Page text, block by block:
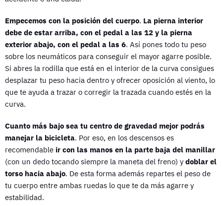
Empecemos con la posición del cuerpo. La pierna interior
debe de estar arriba, con el pedal a las 12 y la pierna
exterior abajo, con el pedal a las 6. Así pones todo tu peso
sobre los neumáticos para conseguir el mayor agarre posible.
Si abres la rodilla que está en el interior de la curva consigues
desplazar tu peso hacia dentro y ofrecer oposición al viento, lo
que te ayuda a trazar o corregir la trazada cuando estés en la
curva.
Cuanto más bajo sea tu centro de gravedad mejor podrás
manejar la bicicleta. Por eso, en los descensos es
recomendable ir con las manos en la parte baja del manillar
(con un dedo tocando siempre la maneta del freno) y doblar el
torso hacia abajo. De esta forma además repartes el peso de
tu cuerpo entre ambas ruedas lo que te da más agarre y
estabilidad.